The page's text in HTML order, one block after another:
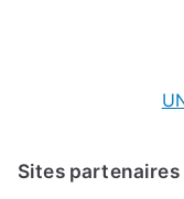
Sites partenaires